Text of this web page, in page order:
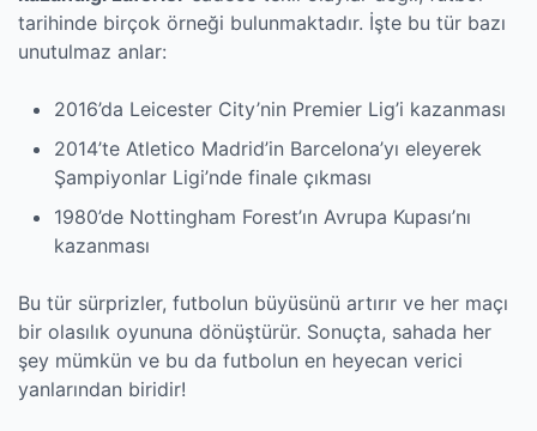
tarihinde birçok örneği bulunmaktadır. İşte bu tür bazı
unutulmaz anlar:
2016’da Leicester City’nin Premier Lig’i kazanması
2014’te Atletico Madrid’in Barcelona’yı eleyerek
Şampiyonlar Ligi’nde finale çıkması
1980’de Nottingham Forest’ın Avrupa Kupası’nı
kazanması
Bu tür sürprizler, futbolun büyüsünü artırır ve her maçı
bir olasılık oyununa dönüştürür. Sonuçta, sahada her
şey mümkün ve bu da futbolun en heyecan verici
yanlarından biridir!